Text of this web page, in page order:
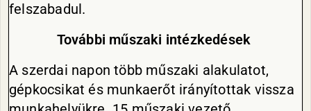
felszabadul.
További műszaki intézkedések
A szerdai napon több műszaki alakulatot,
gépkocsikat és munkaerőt irányítottak vissza